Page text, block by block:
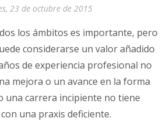
23 de octubre de 2015
los ámbitos es importante, pero
considerarse un valor añadido
de experiencia profesional no
mejora o un avance en la forma
una carrera incipiente no tiene
una praxis deficiente.